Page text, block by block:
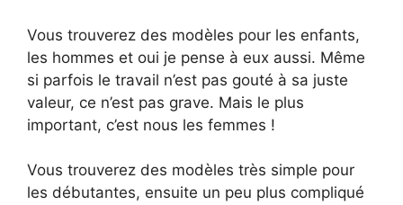
Vous trouverez des modèles pour les enfants,
les hommes et oui je pense à eux aussi. Même
si parfois le travail n’est pas gouté à sa juste
valeur, ce n’est pas grave. Mais le plus
important, c’est nous les femmes !
Vous trouverez des modèles très simple pour
les débutantes, ensuite un peu plus compliqué